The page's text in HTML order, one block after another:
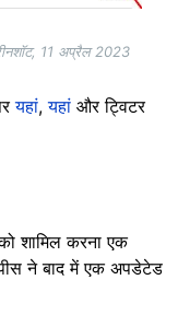
11 अप्रैल 2023
यहां,यहां और ट्विटर
शामिल करना एक
ने बाद में एक अपडेटेड